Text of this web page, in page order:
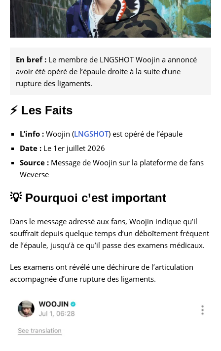
En bref : Le membre de LNGSHOT Woojin a annoncé
avoir été opéré de l’épaule droite à la suite d’une
rupture des ligaments.
⚡ Les Faits
L’info : Woojin (LNGSHOT) est opéré de l’épaule
Date : Le 1er juillet 2026
Source : Message de Woojin sur la plateforme de fans
Weverse
💡 Pourquoi c’est important
Dans le message adressé aux fans, Woojin indique qu’il
souffrait depuis quelque temps d’un déboîtement fréquent
de l’épaule, jusqu’à ce qu’il passe des examens médicaux.
Les examens ont révélé une déchirure de l’articulation
accompagnée d’une rupture des ligaments.